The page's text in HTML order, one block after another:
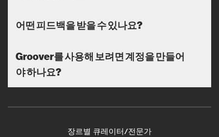
어떤 피드백을 받을 수 있나요?
Groover를 사용해 보려면 계정을 만들어
야 하나요?
장르별 큐레이터/전문가